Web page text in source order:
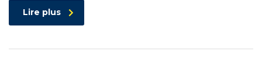
Lire plus